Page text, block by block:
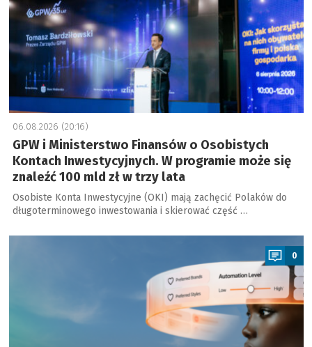
06.08.2026 (20:16)
GPW i Ministerstwo Finansów o Osobistych
Kontach Inwestycyjnych. W programie może się
znaleźć 100 mld zł w trzy lata
Osobiste Konta Inwestycyjne (OKI) mają zachęcić Polaków do
długoterminowego inwestowania i skierować część …
a
0